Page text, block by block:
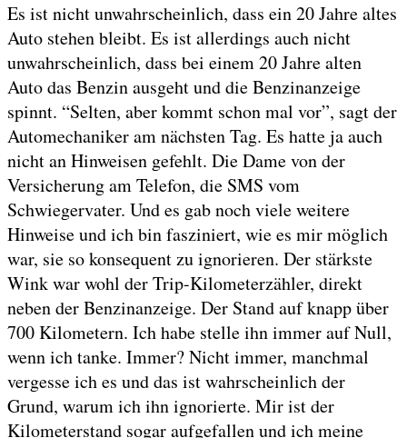
Es ist nicht unwahrscheinlich, dass ein 20 Jahre altes
Auto stehen bleibt. Es ist allerdings auch nicht
unwahrscheinlich, dass bei einem 20 Jahre alten
Auto das Benzin ausgeht und die Benzinanzeige
spinnt. “Selten, aber kommt schon mal vor”, sagt der
Automechaniker am nächsten Tag. Es hatte ja auch
nicht an Hinweisen gefehlt. Die Dame von der
Versicherung am Telefon, die SMS vom
Schwiegervater. Und es gab noch viele weitere
Hinweise und ich bin fasziniert, wie es mir möglich
war, sie so konsequent zu ignorieren. Der stärkste
Wink war wohl der Trip-Kilometerzähler, direkt
neben der Benzinanzeige. Der Stand auf knapp über
700 Kilometern. Ich habe stelle ihn immer auf Null,
wenn ich tanke. Immer? Nicht immer, manchmal
vergesse ich es und das ist wahrscheinlich der
Grund, warum ich ihn ignorierte. Mir ist der
Kilometerstand sogar aufgefallen und ich meine